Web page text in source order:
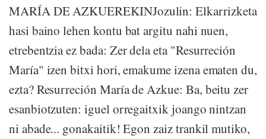
MARÍA DE AZKUEREKINJozulin: Elkarrizketa
hasi baino lehen kontu bat argitu nahi nuen,
etrebentzia ez bada: Zer dela eta "Resurreción
María" izen bitxi hori, emakume izena ematen du,
ezta? Resurreción María de Azkue: Ba, beitu zer
esanbiotzuten: iguel orregaitxik joango nintzan
ni abade... gonakaitik! Egon zaiz trankil mutiko,